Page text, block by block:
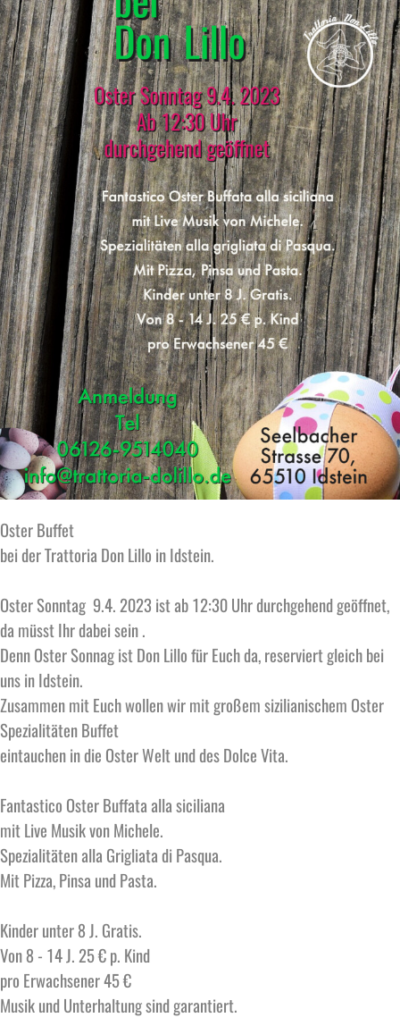
Oster Buffet
bei der Trattoria Don Lillo in Idstein.
Oster Sonntag 9.4. 2023 ist ab 12:30 Uhr durchgehend geöffnet,
da müsst Ihr dabei sein .
Denn Oster Sonnag ist Don Lillo für Euch da, reserviert gleich bei
uns in Idstein.
Zusammen mit Euch wollen wir mit großem sizilianischem Oster
Spezialitäten Buffet
eintauchen in die Oster Welt und des Dolce Vita.
Fantastico Oster Buffata alla siciliana
mit Live Musik von Michele.
Spezialitäten alla Grigliata di Pasqua.
Mit Pizza, Pinsa und Pasta.
Kinder unter 8 J. Gratis.
Von 8 - 14 J. 25 € p. Kind
pro Erwachsener 45 €
Musik und Unterhaltung sind garantiert.